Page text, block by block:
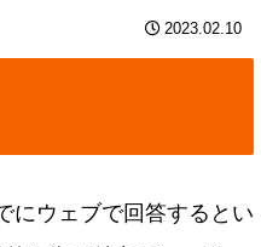
2023.02.10
にウェブで回答するとい